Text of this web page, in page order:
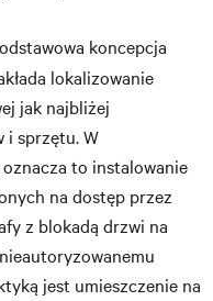
koncepcja
lokalizowanie
jak najbliżej
i sprzętu. W
to instalowanie
na dostęp przez
z blokadą drzwi na
jest umieszczenie na